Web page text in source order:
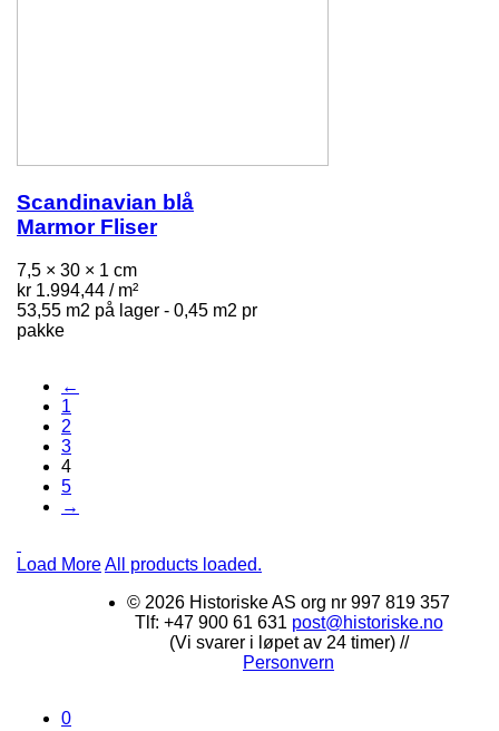
Scandinavian blå
Marmor Fliser
7,5 × 30 × 1 cm
kr 1.994,44 / m²
53,55 m2 på lager - 0,45 m2 pr
pakke
←
1
2
3
4
5
→
Load MoreAll products loaded.
© 2026 Historiske AS org nr 997 819 357
Tlf: +47 900 61 631 post@historiske.no
(Vi svarer i løpet av 24 timer) //
Personvern
0